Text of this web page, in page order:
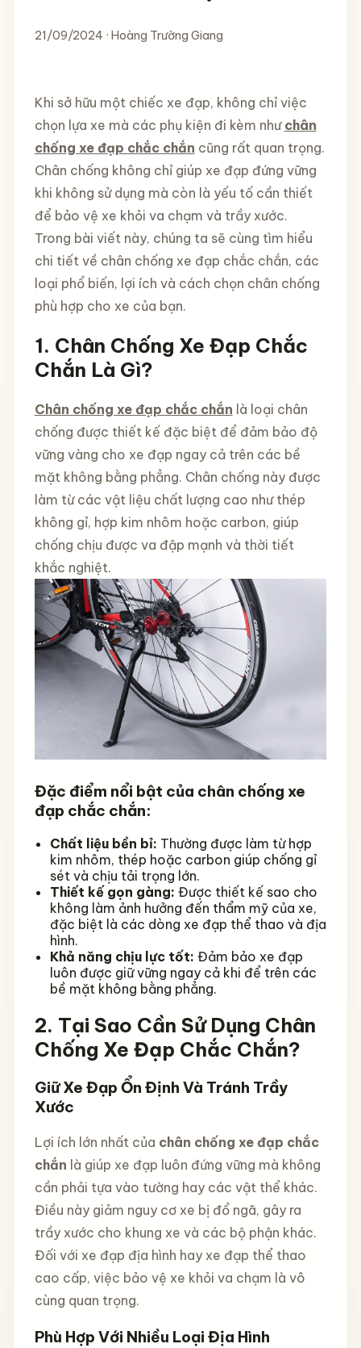
21/09/2024 · Hoàng Trường Giang
Khi sở hữu một chiếc xe đạp, không chỉ việc
chọn lựa xe mà các phụ kiện đi kèm như chân
chống xe đạp chắc chắn cũng rất quan trọng.
Chân chống không chỉ giúp xe đạp đứng vững
khi không sử dụng mà còn là yếu tố cần thiết
để bảo vệ xe khỏi va chạm và trầy xước.
Trong bài viết này, chúng ta sẽ cùng tìm hiểu
chi tiết về chân chống xe đạp chắc chắn, các
loại phổ biến, lợi ích và cách chọn chân chống
phù hợp cho xe của bạn.
1. Chân Chống Xe Đạp Chắc
Chắn Là Gì?
Chân chống xe đạp chắc chắn là loại chân
chống được thiết kế đặc biệt để đảm bảo độ
vững vàng cho xe đạp ngay cả trên các bề
mặt không bằng phẳng. Chân chống này được
làm từ các vật liệu chất lượng cao như thép
không gỉ, hợp kim nhôm hoặc carbon, giúp
chống chịu được va đập mạnh và thời tiết
khắc nghiệt.
Đặc điểm nổi bật của chân chống xe
đạp chắc chắn:
Chất liệu bền bỉ: Thường được làm từ hợp
kim nhôm, thép hoặc carbon giúp chống gỉ
sét và chịu tải trọng lớn.
Thiết kế gọn gàng: Được thiết kế sao cho
không làm ảnh hưởng đến thẩm mỹ của xe,
đặc biệt là các dòng xe đạp thể thao và địa
hình.
Khả năng chịu lực tốt: Đảm bảo xe đạp
luôn được giữ vững ngay cả khi để trên các
bề mặt không bằng phẳng.
2. Tại Sao Cần Sử Dụng Chân
Chống Xe Đạp Chắc Chắn?
Giữ Xe Đạp Ổn Định Và Tránh Trầy
Xước
Lợi ích lớn nhất của chân chống xe đạp chắc
chắn là giúp xe đạp luôn đứng vững mà không
cần phải tựa vào tường hay các vật thể khác.
Điều này giảm nguy cơ xe bị đổ ngã, gây ra
trầy xước cho khung xe và các bộ phận khác.
Đối với xe đạp địa hình hay xe đạp thể thao
cao cấp, việc bảo vệ xe khỏi va chạm là vô
cùng quan trọng.
Phù Hợp Với Nhiều Loại Địa Hình